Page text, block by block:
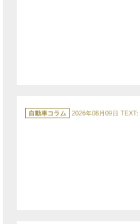
テ
ゴ
自動車コラム 2026年08月09日 TEXT: